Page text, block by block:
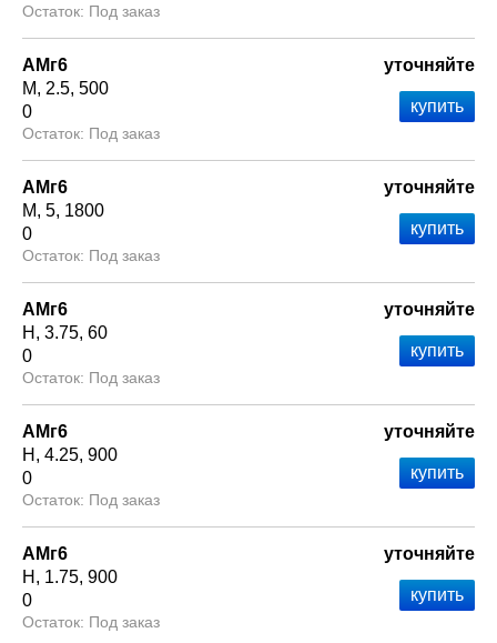
Под заказ
АМг6
М
2.5 500
0
Под заказ
уточняйте
АМг6
М 5 1800
0
Под заказ
уточняйте
АМг6
Н
3.75 60
0
Под заказ
уточняйте
АМг6
Н
4.25 900
0
Под заказ
уточняйте
АМг6
Н
1.75 900
0
Под заказ
уточняйте